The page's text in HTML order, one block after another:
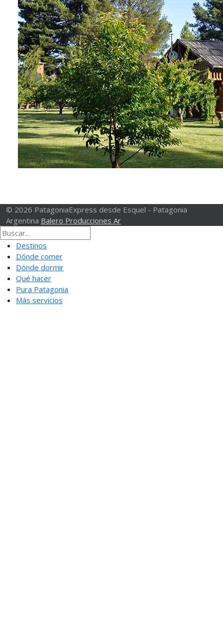
© 2026 PatagoniaExpress desde Esquel - Patagonia
Argentina Balero Producciones Ar
Destinos
Dónde comer
Dónde dormir
Qué hacer
Pura Patagonia
Más servicios